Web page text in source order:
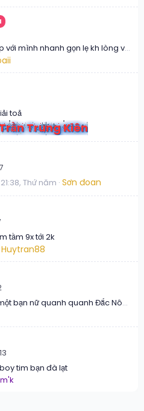
mình nhanh gọn lẹ kh lòng vòng
toả
Trung Kiên
Thứ năm Sơn đoan
tầm 9x tới 2k
Huytran88
Đắc Nông cũ TP Buôn Mê Thuột cũ.mỗi tuần gặp nhau giải stress ăn uống cà phê
tim bạn đà lạt